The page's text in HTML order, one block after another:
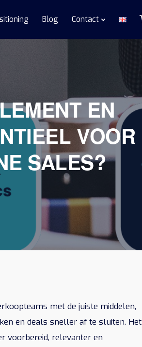
Blog Contact
EN
VOOR
SALES?
met de juiste middelen,
en deals sneller af te sluiten. Het
voorbereid, relevanter en